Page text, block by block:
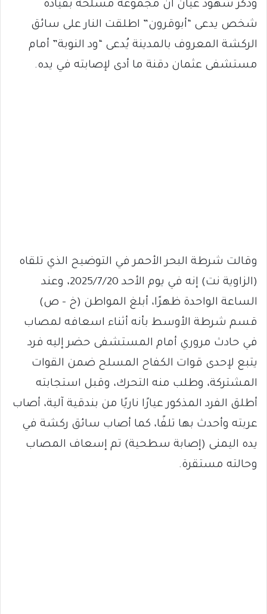
وذكر شهود عيان أن مجموعة مسلحة بقيادة
شخص يدعى “أبوقرون” اطلقت النار على سائق
الركشة المعروف بالمدينة يُدعى “ود النوبة” أمام
مستشفى عثمان دقنة ما أدى لإصابته في يده.
وقالت شرطة البحر الأحمر في التوضيح الذي تلقاه
(الزاوية نت) إنه في يوم الأحد 2025/7/20، وعند
الساعة الواحدة ظهرًا، أبلغ المواطن (خ – ص)
قسم شرطة الأوسط بأنه أثناء اسعافه لمصاب
في حادث مروري أمام المستشفى حضر إليه فرد
يتبع لإحدى قوات الكفاح المسلح ضمن القوات
المشتركة، وطلب منه التحرك، وقبل استجابته
أطلق الفرد المذكور عيارًا ناريًا من بندقية آلية، أصاب
عربته وأحدث بها تلفًا، كما أصاب سائق ركشة في
يده اليمنى (إصابة سطحية) تم إسعاف المصاب
وحالته مستقرة.